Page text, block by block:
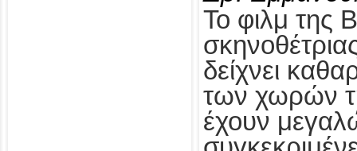
Το φιλμ της
δείχνει
των χωρών
έχουν